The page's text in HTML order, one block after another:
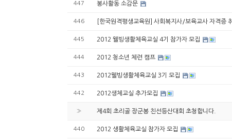
447 봉사활동 소감문
446 [한국원격평생교육원] 사회복지사/보육교사 자격증
445 2012 웰빙생활체육교실 4기 참가자 모집
444 2012 청소년 체련 캠프
443 2012웰빙생활체육교실 3기 모집
442 2012생체교실 추가모집
» 제4회 초리골 장군봉 친선등산대회 초청합니다.
440 2012 생활체육교실 참가자 모집